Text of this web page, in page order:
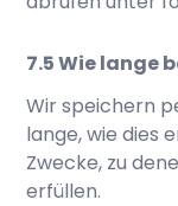
Wie lange
Wir speichern
lange, wie dies
Zwecke, zu
erfüllen.